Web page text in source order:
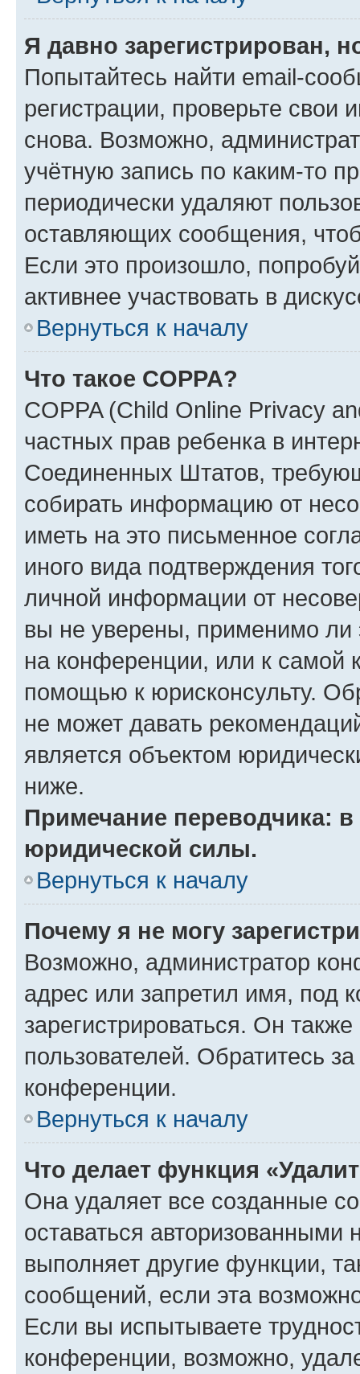
Я давно зарегистрирован,
Попытайтесь найти email-
регистрации, проверьте свои
снова. Возможно,
учётную запись по каким-то
периодически удаляют
оставляющих сообщения,
Если это произошло,
активнее участвовать в
Вернуться к началу
Что такое COPPA?
COPPA (Child Online Privacy
частных прав ребенка в
Соединенных Штатов,
собирать информацию от
иметь на это письменное
иного вида подтверждения
личной информации от
вы не уверены, применимо ли
на конференции, или к самой
помощью к юрисконсульту.
не может давать
является объектом
ниже.
Примечание переводчика:
юридической силы.
Вернуться к началу
Почему я не могу
Возможно, администратор
адрес или запретил имя, под
зарегистрироваться. Он
пользователей. Обратитесь
конференции.
Вернуться к началу
Что делает функция
Она удаляет все созданные
оставаться авторизованными
выполняет другие функции,
сообщений, если эта
Если вы испытываете
конференции, возможно,